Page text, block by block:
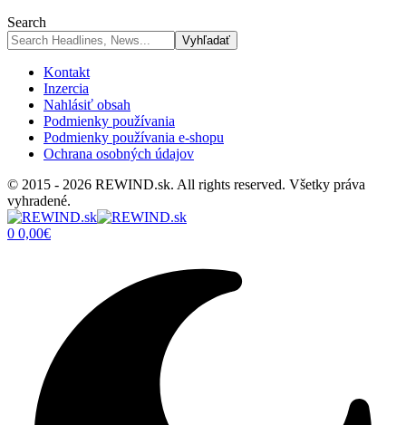
Search
Kontakt
Inzercia
Nahlásiť obsah
Podmienky používania
Podmienky používania e-shopu
Ochrana osobných údajov
© 2015 - 2026 REWIND.sk. All rights reserved. Všetky práva
vyhradené.
0 0,00€